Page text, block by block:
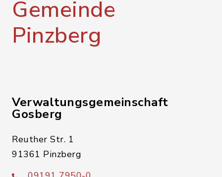
Gemeinde
Pinzberg
Verwaltungsgemeinschaft
Gosberg
Reuther Str. 1
91361 Pinzberg